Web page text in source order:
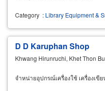
Category : Library Equipment &
D D Karuphan Shop
Khwang Hirunruchi, Khet Thon
จำหน่ายอุปกรณ์เครื่องใช้ เครื่องเขี